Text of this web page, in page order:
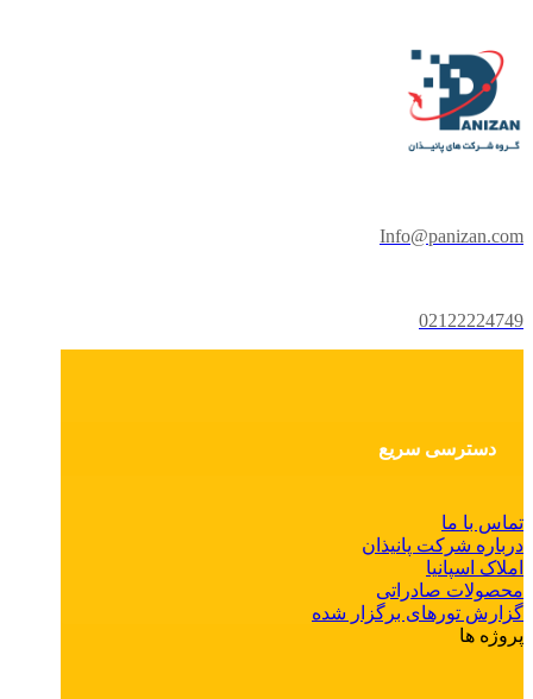
Info@panizan.com
02122224749
دسترسی سریع
تماس با ما
درباره شرکت پانیذان
املاک اسپانیا
محصولات صادراتی
گزارش تورهای برگزار شده
پروژه ها